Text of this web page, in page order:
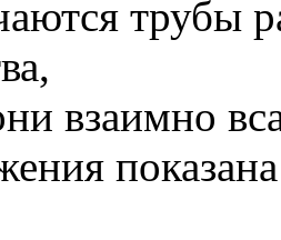
трубы
взаимно